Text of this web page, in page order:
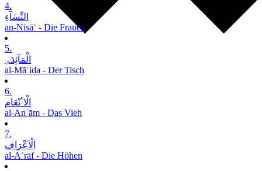
4.
النِّسَآءِ
an-Nisāʾ - Die Frauen
5.
الْمَآئِدَۃِ
al-Māʾida - Der Tisch
6.
الْاٴنْعَام
al-Anʿām - Das Vieh
7.
الْاَعْرَاف
al-Aʿrāf - Die Höhen